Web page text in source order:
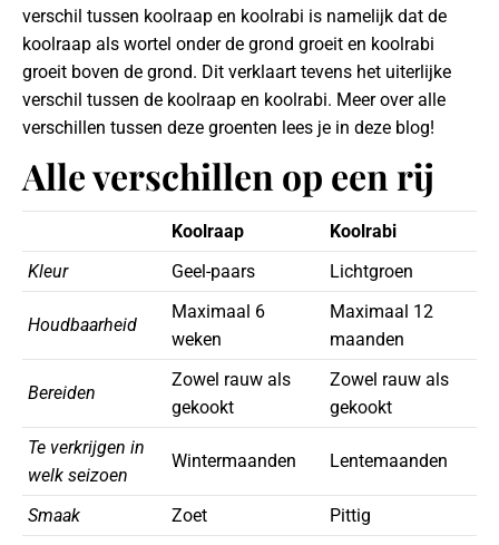
verschil tussen koolraap en koolrabi is namelijk dat de
koolraap als wortel onder de grond groeit en koolrabi
groeit boven de grond. Dit verklaart tevens het uiterlijke
verschil tussen de koolraap en koolrabi. Meer over alle
verschillen tussen deze groenten lees je in deze blog!
Alle verschillen op een rij
Koolraap
Koolrabi
Kleur
Geel-paars Lichtgroen
Houdbaarheid
Maximaal 6
weken
Maximaal 12
maanden
Bereiden
Zowel rauw als
gekookt
Zowel rauw als
gekookt
Te verkrijgen in
welk seizoen
Wintermaanden Lentemaanden
Smaak Zoet Pittig